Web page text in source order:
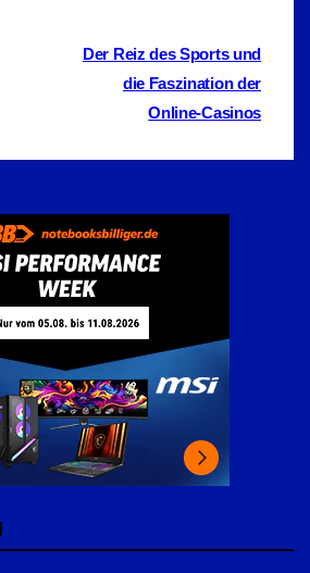
Der Reiz des Sports und
die Faszination der
Online-Casinos